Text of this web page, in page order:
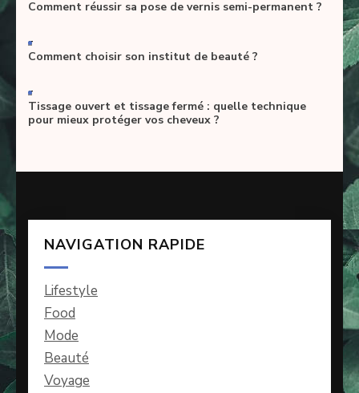
Comment réussir sa pose de vernis semi-permanent ?
-
Comment choisir son institut de beauté ?
-
Tissage ouvert et tissage fermé : quelle technique
pour mieux protéger vos cheveux ?
NAVIGATION RAPIDE
Lifestyle
Food
Mode
Beauté
Voyage